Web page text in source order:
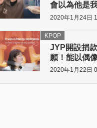
會以為他是
2020年1月24日
JYP開設捐
願！能以偶
KPOP
2020年1月22日